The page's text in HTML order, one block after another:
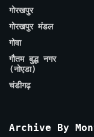
गोरखपुर
गोरखपुर मंडल
गोवा
गौतम बुद्ध नगर
(नोएडा)
चंडीगढ़
Archive By